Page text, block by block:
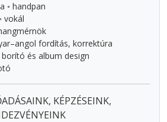
◦ handpan
vokál
fordítás, korrektúra
borító és album design
KÉPZÉSEINK,